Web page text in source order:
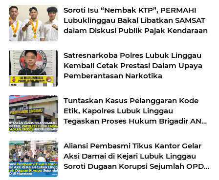
Pendidikan dan Kebudayaan
Soroti Isu “Nembak KTP”, PERMAHI
Lubuklinggau Bakal Libatkan SAMSAT
dalam Diskusi Publik Pajak Kendaraan
Satresnarkoba Polres Lubuk Linggau
Kembali Cetak Prestasi Dalam Upaya
Pemberantasan Narkotika
Tuntaskan Kasus Pelanggaran Kode
Etik, Kapolres Lubuk Linggau
Tegaskan Proses Hukum Brigadir AN
Aliansi Pembasmi Tikus Kantor Gelar
Aksi Damai di Kejari Lubuk Linggau
Soroti Dugaan Korupsi Sejumlah OPD